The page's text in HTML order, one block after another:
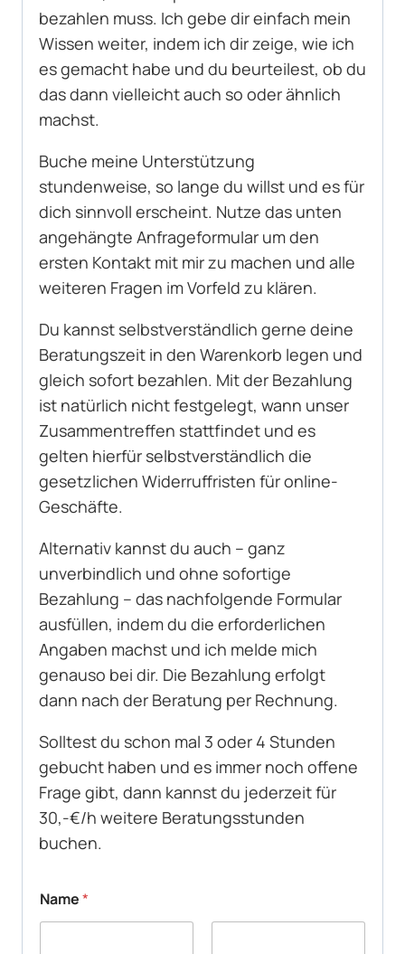
bezahlen muss. Ich gebe dir einfach mein
Wissen weiter, indem ich dir zeige, wie ich
es gemacht habe und du beurteilest, ob du
das dann vielleicht auch so oder ähnlich
machst.
Buche meine Unterstützung
stundenweise, so lange du willst und es für
dich sinnvoll erscheint. Nutze das unten
angehängte Anfrageformular um den
ersten Kontakt mit mir zu machen und alle
weiteren Fragen im Vorfeld zu klären.
Du kannst selbstverständlich gerne deine
Beratungszeit in den Warenkorb legen und
gleich sofort bezahlen. Mit der Bezahlung
ist natürlich nicht festgelegt, wann unser
Zusammentreffen stattfindet und es
gelten hierfür selbstverständlich die
gesetzlichen Widerruffristen für online-
Geschäfte.
Alternativ kannst du auch – ganz
unverbindlich und ohne sofortige
Bezahlung – das nachfolgende Formular
ausfüllen, indem du die erforderlichen
Angaben machst und ich melde mich
genauso bei dir. Die Bezahlung erfolgt
dann nach der Beratung per Rechnung.
Solltest du schon mal 3 oder 4 Stunden
gebucht haben und es immer noch offene
Frage gibt, dann kannst du jederzeit für
30,-€/h weitere Beratungsstunden
buchen.
Name*